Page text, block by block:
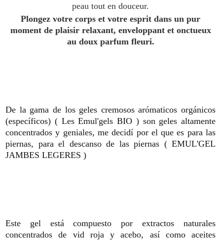
peau tout en douceur.
Plongez votre corps et votre esprit dans un pur
moment de plaisir relaxant, enveloppant et onctueux
au doux parfum fleuri.
De la gama de los geles cremosos arómaticos orgánicos
(específicos) ( Les Emul'gels BIO ) son geles altamente
concentrados y geniales, me decidí por el que es para las
piernas, para el descanso de las piernas ( EMUL'GEL
JAMBES LEGERES )
Este gel está compuesto por extractos naturales
concentrados de vid roja y acebo, así como aceites